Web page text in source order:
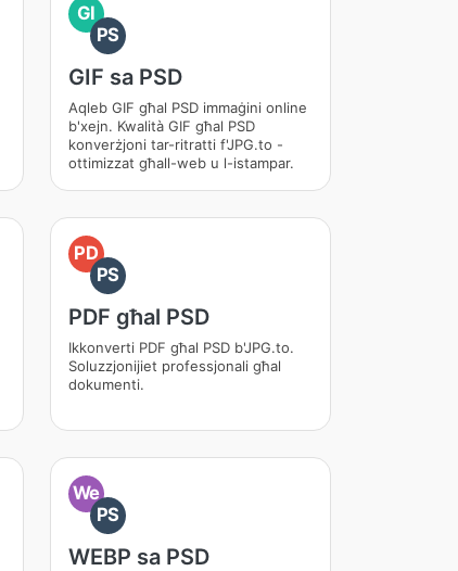
GI
PS
GIF sa PSD
Aqleb GIF għal PSD immaġini online
b'xejn. Kwalità GIF għal PSD
konverżjoni tar-ritratti f'JPG.to -
ottimizzat għall-web u l-istampar.
PD
PS
PDF għal PSD
Ikkonverti PDF għal PSD b'JPG.to.
Soluzzjonijiet professjonali għal
dokumenti.
We
PS
WEBP sa PSD